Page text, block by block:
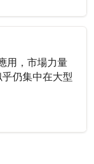
用，市場力量
仍集中在大型